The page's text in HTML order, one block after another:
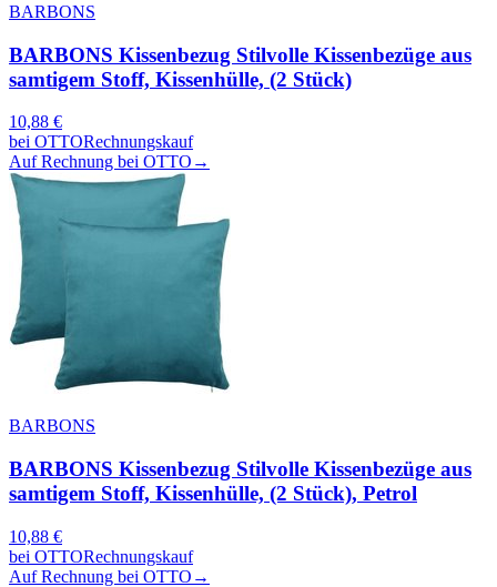
BARBONS
BARBONS Kissenbezug Stilvolle Kissenbezüge aus
samtigem Stoff, Kissenhülle, (2 Stück)
10,88 €
bei OTTORechnungskauf
Auf Rechnung bei OTTO →
BARBONS
BARBONS Kissenbezug Stilvolle Kissenbezüge aus
samtigem Stoff, Kissenhülle, (2 Stück), Petrol
10,88 €
bei OTTORechnungskauf
Auf Rechnung bei OTTO →